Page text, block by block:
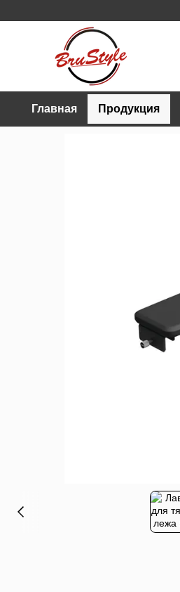
Главная Продукция